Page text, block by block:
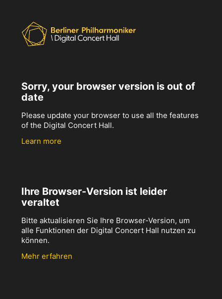
Sorry, your browser version is out of
date
Please update your browser to use all the features
of the Digital Concert Hall.
Learn more
Ihre Browser-Version ist leider
veraltet
Bitte aktualisieren Sie Ihre Browser-Version, um
alle Funktionen der Digital Concert Hall nutzen zu
können.
Mehr erfahren